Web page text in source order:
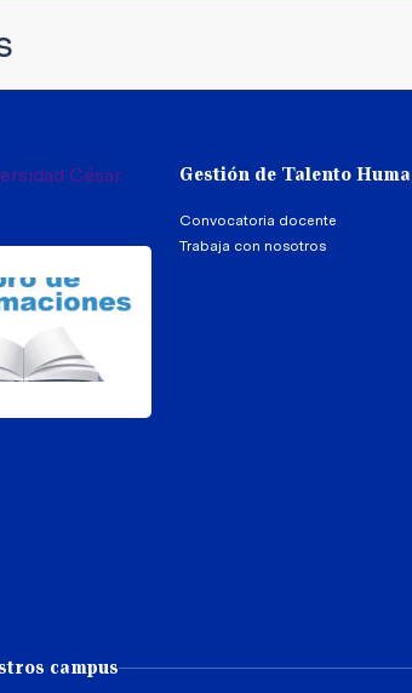
Gestión de Talento
Convocatoria docente
Trabaja con nosotros
campus